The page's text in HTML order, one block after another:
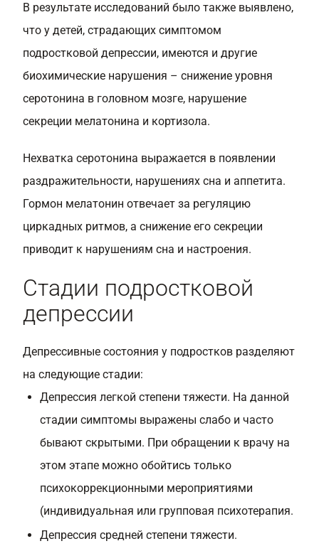
В результате исследований было также выявлено,
что у детей, страдающих симптомом
подростковой депрессии, имеются и другие
биохимические нарушения – снижение уровня
серотонина в головном мозге, нарушение
секреции мелатонина и кортизола.
Нехватка серотонина выражается в появлении
раздражительности, нарушениях сна и аппетита.
Гормон мелатонин отвечает за регуляцию
циркадных ритмов, а снижение его секреции
приводит к нарушениям сна и настроения.
Стадии подростковой
депрессии
Депрессивные состояния у подростков разделяют
на следующие стадии:
Депрессия легкой степени тяжести. На данной
стадии симптомы выражены слабо и часто
бывают скрытыми. При обращении к врачу на
этом этапе можно обойтись только
психокоррекционными мероприятиями
(индивидуальная или групповая психотерапия.
Депрессия средней степени тяжести.